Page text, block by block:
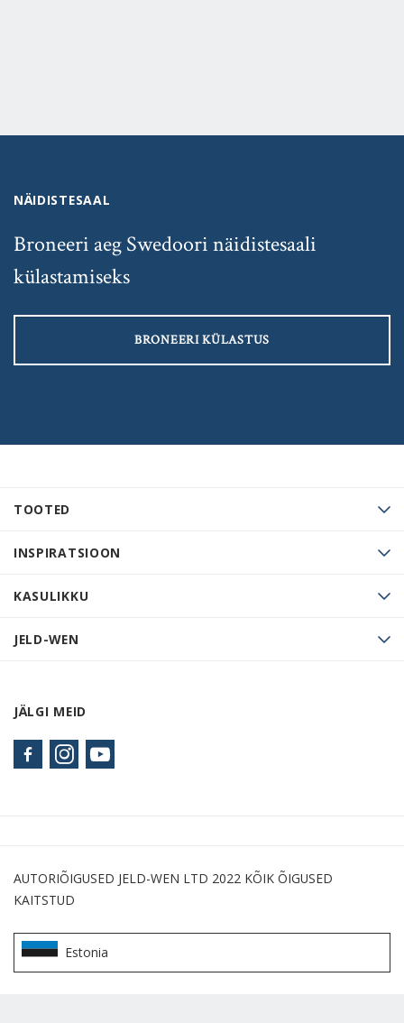
TOOTED
INSPIRATSIOON
KASULIKKU
JELD-WEN
JÄLGI MEID
NÄIDISTESAAL
Broneeri aeg Swedoori näidistesaali
külastamiseks
BRONEERI KÜLASTUS
AUTORIÕIGUSED JELD-WEN LTD 2022 KÕIK ÕIGUSED
KAITSTUD
Estonia